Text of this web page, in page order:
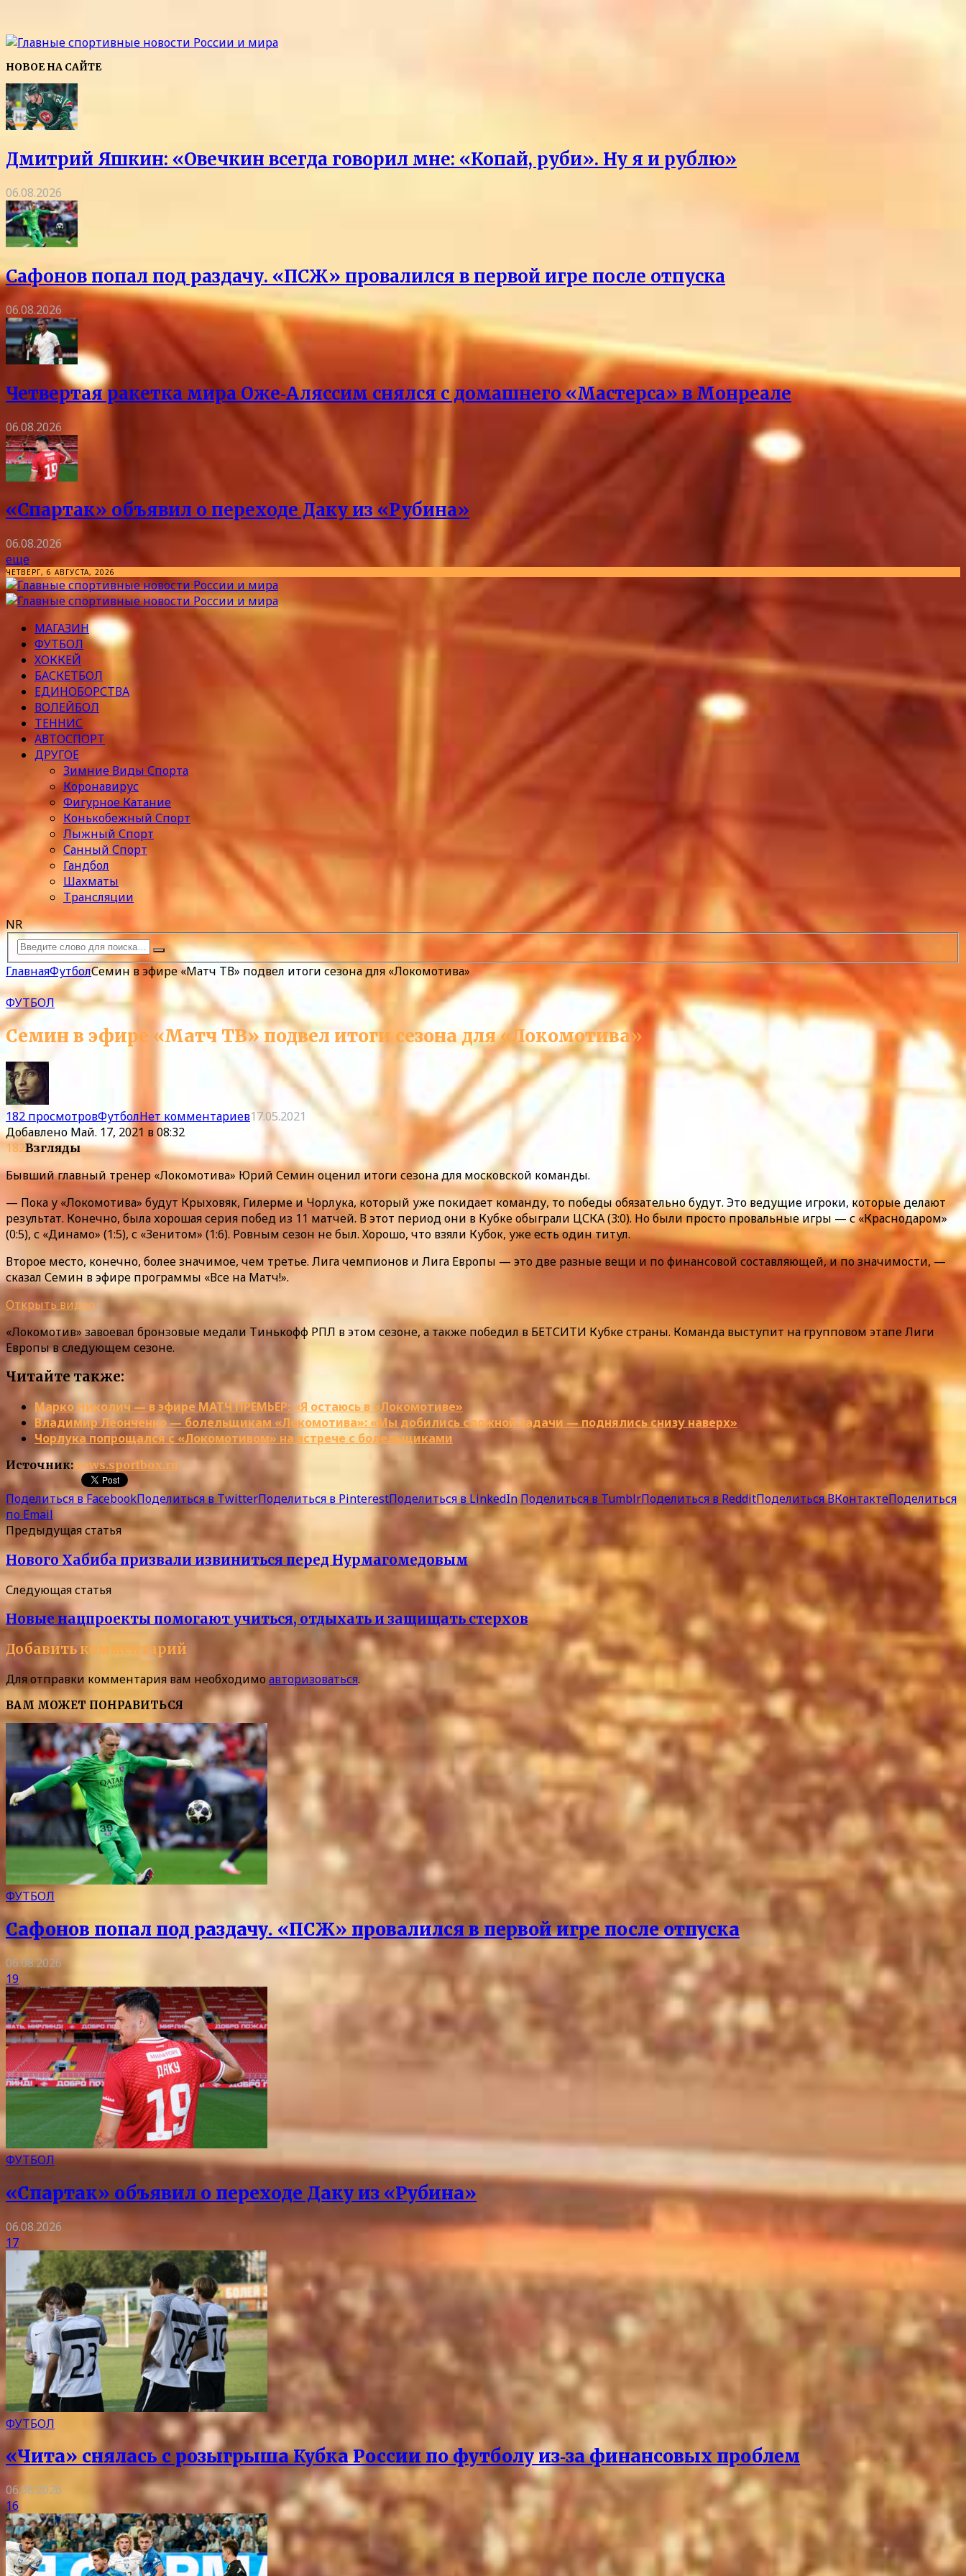
НОВОЕ НА САЙТЕ
Дмитрий Яшкин: «Овечкин всегда говорил мне: «Копай, руби». Ну я и рублю»
06.08.2026
Сафонов попал под раздачу. «ПСЖ» провалился в первой игре после отпуска
06.08.2026
Четвертая ракетка мира Оже‑Аляссим снялся с домашнего «Мастерса» в Монреале
06.08.2026
«Спартак» объявил о переходе Даку из «Рубина»
06.08.2026
еще
ЧЕТВЕРГ, 6 АВГУСТА, 2026
МАГАЗИН
ФУТБОЛ
ХОККЕЙ
БАСКЕТБОЛ
ЕДИНОБОРСТВА
ВОЛЕЙБОЛ
ТЕННИС
АВТОСПОРТ
ДРУГОЕ
Зимние Виды Спорта
Коронавирус
Фигурное Катание
Конькобежный Спорт
Лыжный Спорт
Санный Спорт
Гандбол
Шахматы
Трансляции
NR
ГлавнаяФутболСемин в эфире «Матч ТВ» подвел итоги сезона для «Локомотива»
ФУТБОЛ
Семин в эфире «Матч ТВ» подвел итоги сезона для «Локомотива»
182 просмотровФутболНет комментариев17.05.2021
Добавлено Май. 17, 2021 в 08:32
182Взгляды
Бывший главный тренер «Локомотива» Юрий Семин оценил итоги сезона для московской команды.
— Пока у «Локомотива» будут Крыховяк, Гилерме и Чорлука, который уже покидает команду, то победы обязательно будут. Это ведущие игроки, которые делают
результат. Конечно, была хорошая серия побед из 11 матчей. В этот период они в Кубке обыграли ЦСКА (3:0). Но были просто провальные игры — с «Краснодаром»
(0:5), с «Динамо» (1:5), с «Зенитом» (1:6). Ровным сезон не был. Хорошо, что взяли Кубок, уже есть один титул.
Второе место, конечно, более значимое, чем третье. Лига чемпионов и Лига Европы — это две разные вещи и по финансовой составляющей, и по значимости, —
сказал Семин в эфире программы «Все на Матч!».
Открыть видео
«Локомотив» завоевал бронзовые медали Тинькофф РПЛ в этом сезоне, а также победил в БЕТСИТИ Кубке страны. Команда выступит на групповом этапе Лиги
Европы в следующем сезоне.
Читайте также:
Марко Николич — в эфире МАТЧ ПРЕМЬЕР: «Я остаюсь в «Локомотиве»
Владимир Леонченко — болельщикам «Локомотива»: «Мы добились сложной задачи — поднялись снизу наверх»
Чорлука попрощался с «Локомотивом» на встрече с болельщиками
Источник:news.sportbox.ru
Поделиться в FacebookПоделиться в TwitterПоделиться в PinterestПоделиться в LinkedIn Поделиться в TumblrПоделиться в RedditПоделиться ВКонтактеПоделиться
по Email
Предыдущая статья
Нового Хабиба призвали извиниться перед Нурмагомедовым
Следующая статья
Новые нацпроекты помогают учиться, отдыхать и защищать стерхов
Добавить комментарий
Для отправки комментария вам необходимоавторизоваться.
ВАМ МОЖЕТ ПОНРАВИТЬСЯ
ФУТБОЛ
Сафонов попал под раздачу. «ПСЖ» провалился в первой игре после отпуска
06.08.2026
19
ФУТБОЛ
«Спартак» объявил о переходе Даку из «Рубина»
06.08.2026
17
ФУТБОЛ
«Чита» снялась с розыгрыша Кубка России по футболу из‑за финансовых проблем
06.08.2026
16